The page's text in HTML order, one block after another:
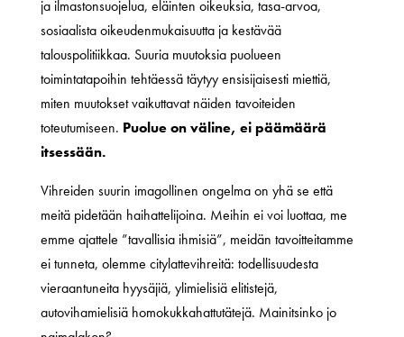
ja ilmastonsuojelua, eläinten oikeuksia, tasa-arvoa,
sosiaalista oikeudenmukaisuutta ja kestävää
talouspolitiikkaa. Suuria muutoksia puolueen
toimintatapoihin tehtäessä täytyy ensisijaisesti miettiä,
miten muutokset vaikuttavat näiden tavoiteiden
toteutumiseen. Puolue on väline, ei päämäärä
itsessään.
Vihreiden suurin imagollinen ongelma on yhä se että
meitä pidetään haihattelijoina. Meihin ei voi luottaa, me
emme ajattele ”tavallisia ihmisiä”, meidän tavoitteitamme
ei tunneta, olemme citylattevihreitä: todellisuudesta
vieraantuneita hyysäjiä, ylimielisiä elitistejä,
autovihamielisiä homokukkahattutätejä. Mainitsinko jo